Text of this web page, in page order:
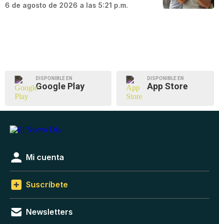
6 de agosto de 2026 a las 5:21 p.m.
DISPONIBLE EN
Google Play
DISPONIBLE EN
App Store
Mi cuenta
Suscríbete
Newsletters